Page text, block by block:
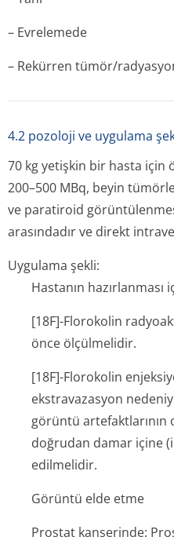
– Evrelemede
– Rekürren tümör/radyasyon
4.2 pozoloji ve uygulama
70 kg yetişkin bir hasta
200–500 MBq, beyin
ve paratiroid
arasındadır ve direkt
Uygulama şekli:
Hastanın hazırlanması
[18F]-Florokolin
önce ölçülmelidir.
[18F]-Florokolin
ekstravazasyon
görüntü artefaktlarının
doğrudan damar içine
edilmelidir.
Görüntü elde etme
Prostat kanserinde: